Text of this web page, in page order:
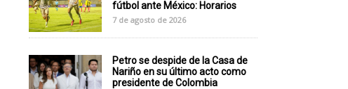
fútbol ante México: Horarios
7 de agosto de 2026
Petro se despide de la Casa de
Nariño en su último acto como
presidente de Colombia